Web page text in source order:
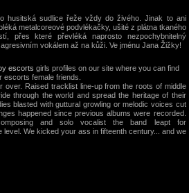
husitská sudlice řeže vždy do živého. Jinak to ani
metalcoreové podvlékačky, ušité z plátna tkaného
přes které převléká naprosto nezpochybnitelný
vokálem až na kůži. Ve jménu Jana Žižky!
escorts girls profiles on our site where you can find
female friends.
Raised tracklist line-up from the roots of middle
through the world and spread the heritage of their
blasted with guttural growling or melodic voices cut
happened since previous albums were recorded.
and solo vocalist the band leapt for
level. We kicked your ass in fifteenth century... and we